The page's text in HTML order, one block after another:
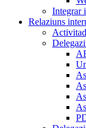
Integrar
Relaziuns